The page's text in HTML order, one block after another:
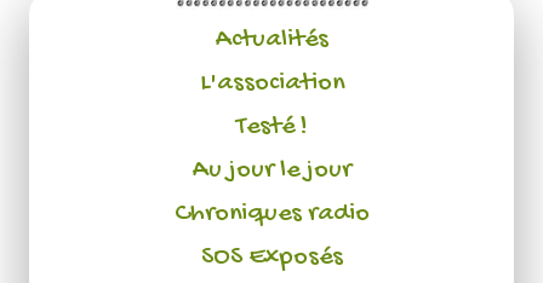
Actualités
L'association
Testé !
Au jour le jour
Chroniques radio
SOS Exposés